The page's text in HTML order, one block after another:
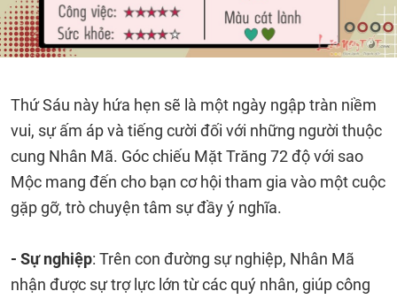
Thứ Sáu này hứa hẹn sẽ là một ngày ngập tràn niềm
vui, sự ấm áp và tiếng cười đối với những người thuộc
cung Nhân Mã. Góc chiếu Mặt Trăng 72 độ với sao
Mộc mang đến cho bạn cơ hội tham gia vào một cuộc
gặp gỡ, trò chuyện tâm sự đầy ý nghĩa.
- Sự nghiệp: Trên con đường sự nghiệp, Nhân Mã
nhận được sự trợ lực lớn từ các quý nhân, giúp công